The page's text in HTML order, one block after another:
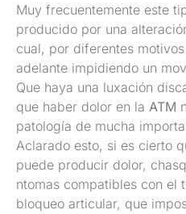
Muy frecuentemente este
producido por una
cual, por diferentes
adelante impidiendo un
Que haya una luxación
que haber dolor en la ATM
patologí­a de mucha
Aclarado esto, si es cierto
puede producir dolor,
ntomas compatibles con el
bloqueo articular, que